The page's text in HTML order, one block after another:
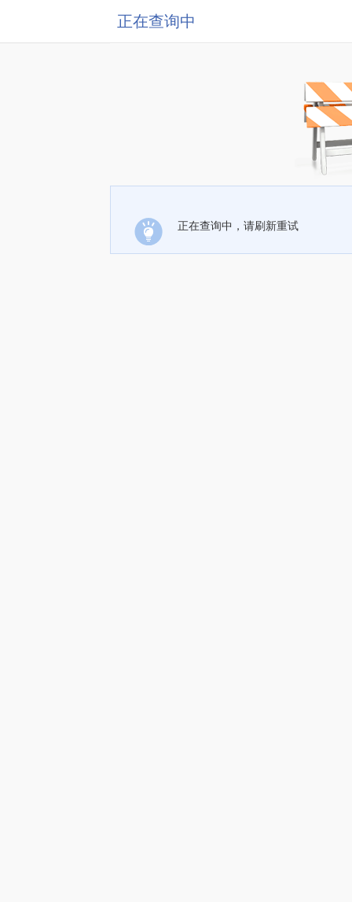
正在查询中
正在查询中，请刷新重试